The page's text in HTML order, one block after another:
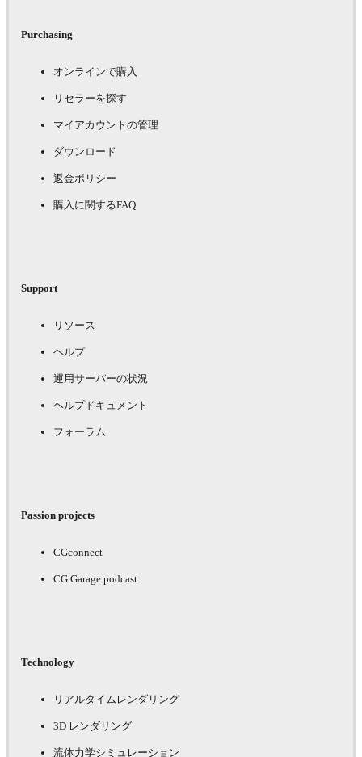
Purchasing
オンラインで購入
リセラーを探す
マイアカウントの管理
ダウンロード
返金ポリシー
購入に関するFAQ
Support
リソース
ヘルプ
運用サーバーの状況
ヘルプドキュメント
フォーラム
Passion projects
CGconnect
CG Garage podcast
Technology
リアルタイムレンダリング
3D レンダリング
流体力学シミュレーション